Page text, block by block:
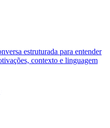
estruturada para entender
contexto e linguagem